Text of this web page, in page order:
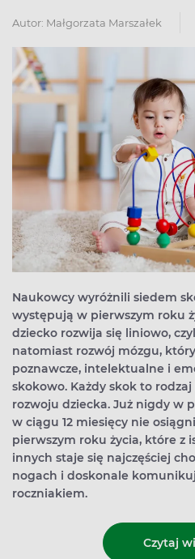
Autor: Małgorzata Marszałek
Naukowcy wyróżnili siedem
występują w pierwszym roku
dziecko rozwija się liniowo,
natomiast rozwój mózgu,
poznawcze, intelektualne i
skokowo. Każdy skok to
rozwoju dziecka. Już nigdy w
w ciągu 12 miesięcy nie
pierwszym roku życia, które z
innych staje się najczęściej
nogach i doskonale
roczniakiem.
Czytaj